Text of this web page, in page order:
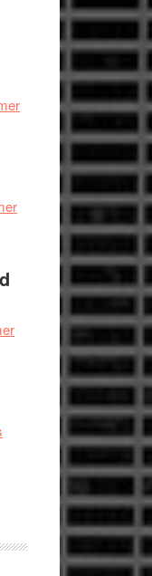
genrens
vidsträckta
om
Hannes
Roland
Pöntinen
Scensommar
Artipelag
om
Malmöfestivalen
om
Filmrecension:
spännande
med